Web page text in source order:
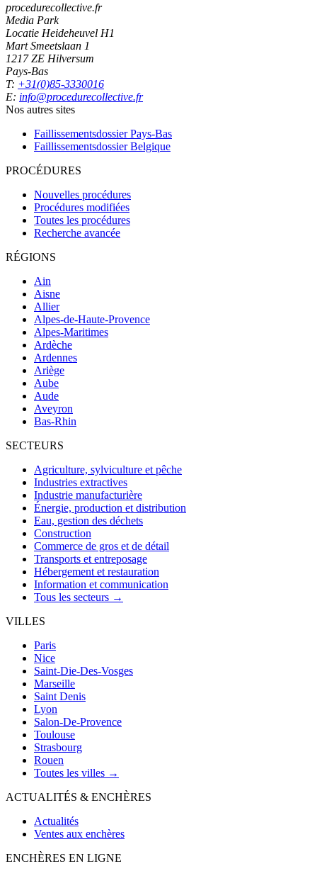
procedurecollective.fr
Media Park
Locatie Heideheuvel H1
Mart Smeetslaan 1
1217 ZE Hilversum
Pays-Bas
T: +31(0)85-3330016
E: info@procedurecollective.fr
Nos autres sites
Faillissementsdossier Pays-Bas
Faillissementsdossier Belgique
PROCÉDURES
Nouvelles procédures
Procédures modifiées
Toutes les procédures
Recherche avancée
RÉGIONS
Ain
Aisne
Allier
Alpes-de-Haute-Provence
Alpes-Maritimes
Ardèche
Ardennes
Ariège
Aube
Aude
Aveyron
Bas-Rhin
SECTEURS
Agriculture, sylviculture et pêche
Industries extractives
Industrie manufacturière
Énergie, production et distribution
Eau, gestion des déchets
Construction
Commerce de gros et de détail
Transports et entreposage
Hébergement et restauration
Information et communication
Tous les secteurs →
VILLES
Paris
Nice
Saint-Die-Des-Vosges
Marseille
Saint Denis
Lyon
Salon-De-Provence
Toulouse
Strasbourg
Rouen
Toutes les villes →
ACTUALITÉS & ENCHÈRES
Actualités
Ventes aux enchères
ENCHÈRES EN LIGNE